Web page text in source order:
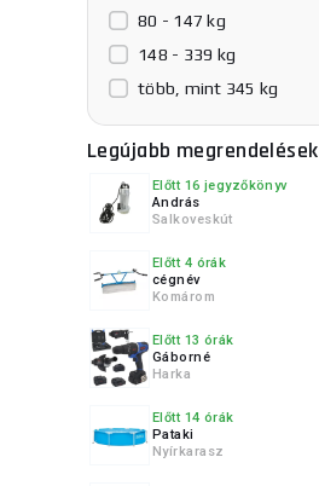
VeGA
80 - 147 kg
148 - 339 kg
több, mint 345 kg
Legújabb megrendelések
Előtt 16 jegyzőkönyv
András
Salkoveskút
Előtt 4 órák
cégnév
Komárom
Előtt 13 órák
Gáborné
Harka
Előtt 14 órák
Pataki
Nyírkarasz